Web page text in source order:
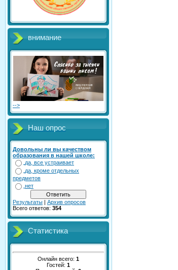
внимание
-->
Наш опрос
Довольны ли вы качеством
образования в нашей школе:
да, все устраивает
да, кроме отдельных
предметов
нет
Результаты | Архив опросов
Всего ответов: 354
Статистика
Онлайн всего: 1
Гостей: 1